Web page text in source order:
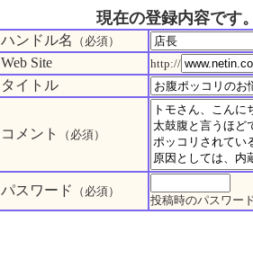
現在の登録内容です
ハンドル名 （必須）
Web Site http://
タイトル
コメント （必須）
パスワード （必須）
投稿時のパスワー